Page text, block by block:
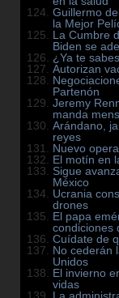
Guillermo
la Mejor
La Cumbre
Biden se
¿Ya te
Autorizan
Partenón
Jeremy
manda
Arándano,
reyes
Nuevo
El motín en
Sigue
México
Ucrania
drones
El papa
condiciones
Cuídate de
No cederán
Unidos
El invierno
vidas